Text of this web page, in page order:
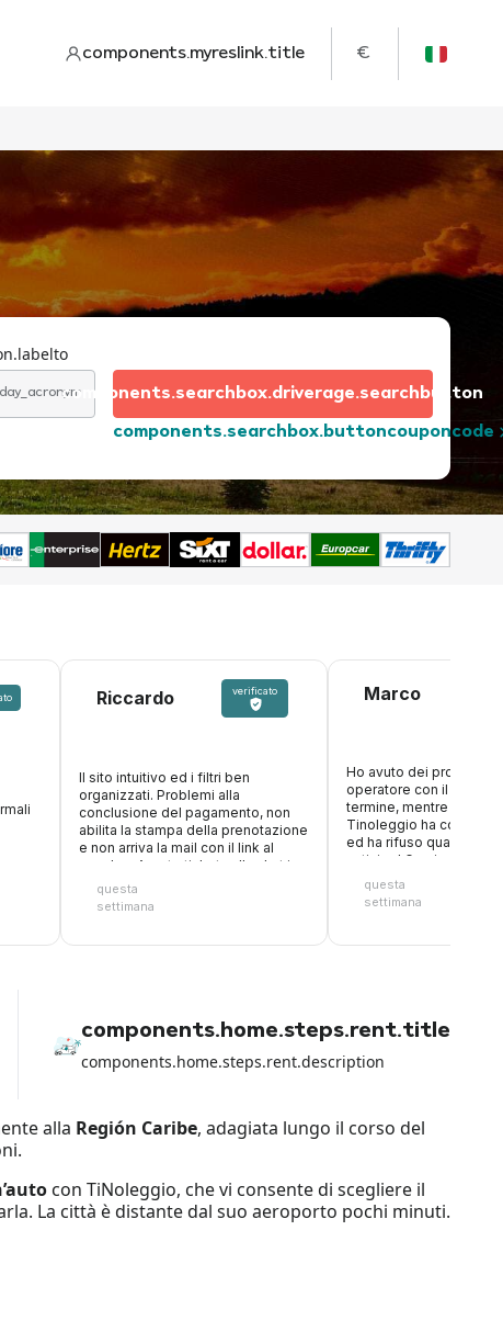
components.myreslink.title €
components.searchbox.buttoncouponcode
components.searchbox.driverage.searchbutton
Riccardo verificato
Il sito intuitivo ed i filtri ben
organizzati. Problemi alla
conclusione del pagamento, non
abilita la stampa della prenotazione
e non arriva la mail con il link al
voucher. Aperto ticket sulla chat in
attesa risposta
questa
settimana
Marco
Ho avuto dei problemi
operatore con il
termine, mentre ero in
Tinoleggio ha
ed ha rifuso quanto
anticipo! Grazie ancora
questa
settimana
components.home.steps.rent.title
components.home.steps.rent.description
alla Región Caribe, adagiata lungo il corso del
con TiNoleggio, che vi consente di scegliere il
La città è distante dal suo aeroporto pochi minuti.